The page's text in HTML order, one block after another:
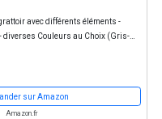
avec différents éléments -
diverses Couleurs au Choix (Gris-
sur Amazon
Amazon.fr